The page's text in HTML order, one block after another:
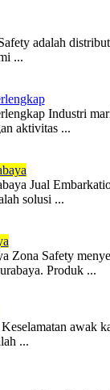
adalah
...
Industri
aktivitas ...
Jual
solusi ...
Zona Safety
Produk ...
awak
...